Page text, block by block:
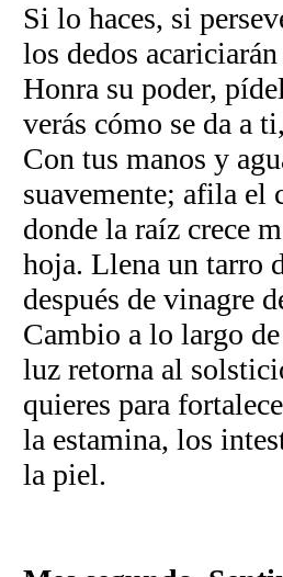
Si lo haces, si
los dedos
Honra su poder,
verás cómo se da a
Con tus manos y
suavemente; afila el
donde la raíz crece
hoja. Llena un tarro
después de vinagre
Cambio a lo largo
luz retorna al
quieres para
la estamina, los
la piel.